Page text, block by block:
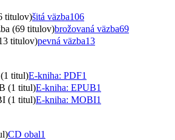
titulov)šitá väzba106
(69 titulov)brožovaná väzba69
titulov)pevná väzba13
titul)E-kniha: PDF1
(1 titul)E-kniha: EPUB1
(1 titul)E-kniha: MOBI1
CD obal1